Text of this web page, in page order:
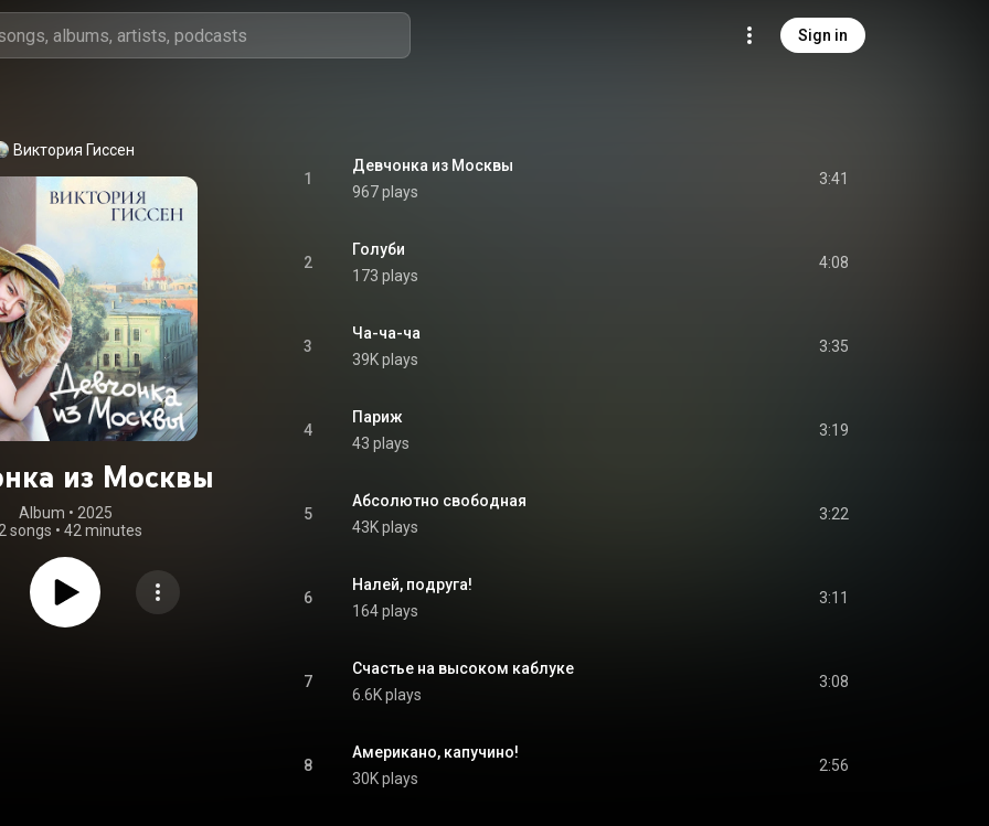
Sign in
Виктория Гиссен
из Москвы
Album • 2025
songs • 42 minutes
1
Девчонка из Москвы
967 plays
3:41
2
Голуби
173 plays
4:08
3
Ча-ча-ча
39K plays
3:35
4
Париж
43 plays
3:19
5
Абсолютно свободная
43K plays
3:22
6
Налей, подруга!
164 plays
3:11
7
Счастье на высоком каблуке
6.6K plays
3:08
8
Американо, капучино!
30K plays
2:56